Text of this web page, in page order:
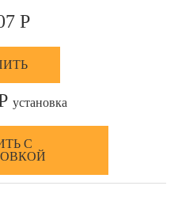
Р
установка
С